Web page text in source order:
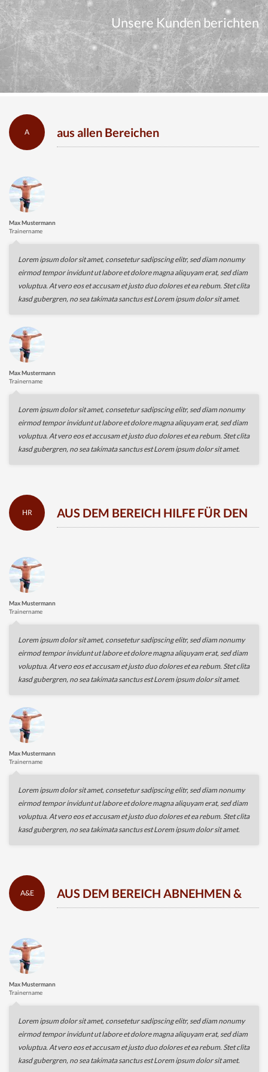
Unsere Kunden berichten
A aus allen Bereichen
Max Mustermann
Trainername
Lorem ipsum dolor sit amet, consetetur sadipscing elitr, sed diam nonumy
eirmod tempor invidunt ut labore et dolore magna aliquyam erat, sed diam
voluptua. At vero eos et accusam et justo duo dolores et ea rebum. Stet clita
kasd gubergren, no sea takimata sanctus est Lorem ipsum dolor sit amet.
Max Mustermann
Trainername
Lorem ipsum dolor sit amet, consetetur sadipscing elitr, sed diam nonumy
eirmod tempor invidunt ut labore et dolore magna aliquyam erat, sed diam
voluptua. At vero eos et accusam et justo duo dolores et ea rebum. Stet clita
kasd gubergren, no sea takimata sanctus est Lorem ipsum dolor sit amet.
HR AUS DEM BEREICH HILFE FÜR DEN
Max Mustermann
Trainername
Lorem ipsum dolor sit amet, consetetur sadipscing elitr, sed diam nonumy
eirmod tempor invidunt ut labore et dolore magna aliquyam erat, sed diam
voluptua. At vero eos et accusam et justo duo dolores et ea rebum. Stet clita
kasd gubergren, no sea takimata sanctus est Lorem ipsum dolor sit amet.
Max Mustermann
Trainername
Lorem ipsum dolor sit amet, consetetur sadipscing elitr, sed diam nonumy
eirmod tempor invidunt ut labore et dolore magna aliquyam erat, sed diam
voluptua. At vero eos et accusam et justo duo dolores et ea rebum. Stet clita
kasd gubergren, no sea takimata sanctus est Lorem ipsum dolor sit amet.
A&E AUS DEM BEREICH ABNEHMEN &
Max Mustermann
Trainername
Lorem ipsum dolor sit amet, consetetur sadipscing elitr, sed diam nonumy
eirmod tempor invidunt ut labore et dolore magna aliquyam erat, sed diam
voluptua. At vero eos et accusam et justo duo dolores et ea rebum. Stet clita
kasd gubergren, no sea takimata sanctus est Lorem ipsum dolor sit amet.